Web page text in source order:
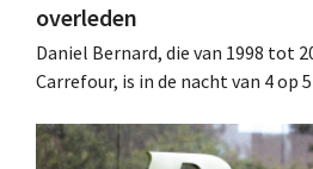
overleden
Daniel Bernard, die van 1998 tot
Carrefour, is in de nacht van 4 op
retailer, realiseerde de fusie met